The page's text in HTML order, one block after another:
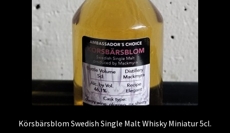
Körsbärsblom Swedish Single Malt Whisky Miniatur 5cl.